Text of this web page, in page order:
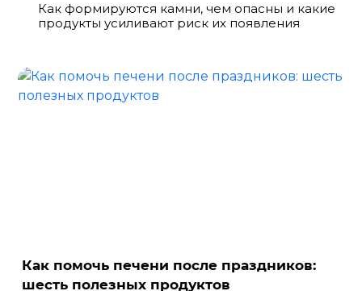
Как формируются камни, чем опасны и какие
продукты усиливают риск их появления
Как помочь печени после праздников:
шесть полезных продуктов